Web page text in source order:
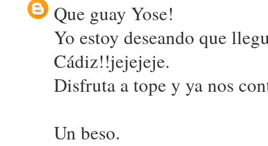
Que guay Yose!
Yo estoy deseando que
Cádiz!!jejejeje.
Disfruta a tope y ya nos
Un beso.